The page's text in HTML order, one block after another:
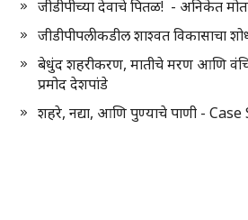
जीडीपीच्या देवाचे पितळ! - अनिकेत
जीडीपीपलीकडील शाश्वत विकासाचा
बेधुंद शहरीकरण, मातीचे मरण आणि
प्रमोद देशपांडे
शहरे, नद्या, आणि पुण्याचे पाणी -